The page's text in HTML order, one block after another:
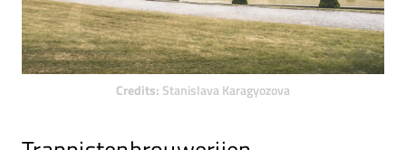
Credits: Stanislava Karagyozova